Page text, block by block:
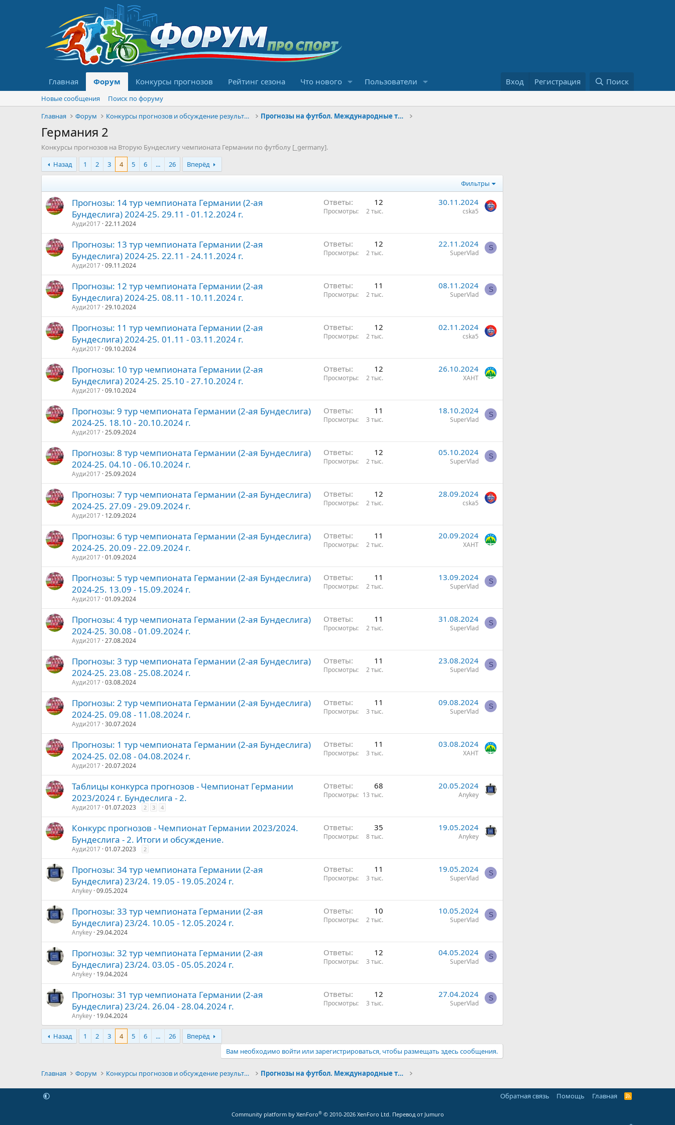
Главная Форум Конкурсы прогнозов Рейтинг сезона Что нового Пользователи Вход Регистрация Поиск
Новые сообщения
Поиск по форуму
Главная
Форум Конкурсы прогнозов и обсуждение результатов Прогнозы на футбол. Международные турниры
Германия 2
Конкурсы прогнозов на Вторую Бундеслигу чемпионата Германии по футболу [_germany].
Назад
1 2 3 4 5 6 ... 26 Вперёд
Фильтры
Прогнозы: 14 тур чемпионата Германии (2-ая
Бундеслига) 2024-25. 29.11 - 01.12.2024 г.
Ауди2017 22.11.2024
Ответы 12
Просмотры 2 тыс.
30.11.2024
cska5
Прогнозы: 13 тур чемпионата Германии (2-ая
Бундеслига) 2024-25. 22.11 - 24.11.2024 г.
Ауди2017 09.11.2024
Ответы 12
Просмотры 2 тыс.
22.11.2024
SuperVlad
S
Прогнозы: 12 тур чемпионата Германии (2-ая
Бундеслига) 2024-25. 08.11 - 10.11.2024 г.
Ауди2017 29.10.2024
Ответы 11
Просмотры 2 тыс.
08.11.2024
SuperVlad
S
Прогнозы: 11 тур чемпионата Германии (2-ая
Бундеслига) 2024-25. 01.11 - 03.11.2024 г.
Ауди2017 09.10.2024
Ответы 12
Просмотры 2 тыс.
02.11.2024
cska5
Прогнозы: 10 тур чемпионата Германии (2-ая
Бундеслига) 2024-25. 25.10 - 27.10.2024 г.
Ауди2017 09.10.2024
Ответы 12
Просмотры 2 тыс.
26.10.2024
ХАНТ
Прогнозы: 9 тур чемпионата Германии (2-ая Бундеслига)
2024-25. 18.10 - 20.10.2024 г.
Ауди2017 25.09.2024
Ответы 11
Просмотры 3 тыс.
18.10.2024
SuperVlad
S
Прогнозы: 8 тур чемпионата Германии (2-ая Бундеслига)
2024-25. 04.10 - 06.10.2024 г.
Ауди2017 25.09.2024
Ответы 12
Просмотры 2 тыс.
05.10.2024
SuperVlad
S
Прогнозы: 7 тур чемпионата Германии (2-ая Бундеслига)
2024-25. 27.09 - 29.09.2024 г.
Ауди2017 12.09.2024
Ответы 12
Просмотры 2 тыс.
28.09.2024
cska5
Прогнозы: 6 тур чемпионата Германии (2-ая Бундеслига)
2024-25. 20.09 - 22.09.2024 г.
Ауди2017 01.09.2024
Ответы 11
Просмотры 2 тыс.
20.09.2024
ХАНТ
Прогнозы: 5 тур чемпионата Германии (2-ая Бундеслига)
2024-25. 13.09 - 15.09.2024 г.
Ауди2017 01.09.2024
Ответы 11
Просмотры 2 тыс.
13.09.2024
SuperVlad
S
Прогнозы: 4 тур чемпионата Германии (2-ая Бундеслига)
2024-25. 30.08 - 01.09.2024 г.
Ауди2017 27.08.2024
Ответы 11
Просмотры 2 тыс.
31.08.2024
SuperVlad
S
Прогнозы: 3 тур чемпионата Германии (2-ая Бундеслига)
2024-25. 23.08 - 25.08.2024 г.
Ауди2017 03.08.2024
Ответы 11
Просмотры 2 тыс.
23.08.2024
SuperVlad
S
Прогнозы: 2 тур чемпионата Германии (2-ая Бундеслига)
2024-25. 09.08 - 11.08.2024 г.
Ауди2017 30.07.2024
Ответы 11
Просмотры 3 тыс.
09.08.2024
SuperVlad
S
Прогнозы: 1 тур чемпионата Германии (2-ая Бундеслига)
2024-25. 02.08 - 04.08.2024 г.
Ауди2017 20.07.2024
Ответы 11
Просмотры 3 тыс.
03.08.2024
ХАНТ
Таблицы конкурса прогнозов - Чемпионат Германии
2023/2024 г. Бундеслига - 2.
Ауди2017 01.07.2023 2 3 4
Ответы 68
Просмотры 13 тыс.
20.05.2024
Anykey
Конкурс прогнозов - Чемпионат Германии 2023/2024.
Бундеслига - 2. Итоги и обсуждение.
Ауди2017 01.07.2023 2
Ответы 35
Просмотры 8 тыс.
19.05.2024
Anykey
Прогнозы: 34 тур чемпионата Германии (2-ая
Бундеслига) 23/24. 19.05 - 19.05.2024 г.
Anykey 09.05.2024
Ответы 11
Просмотры 3 тыс.
19.05.2024
SuperVlad
S
Прогнозы: 33 тур чемпионата Германии (2-ая
Бундеслига) 23/24. 10.05 - 12.05.2024 г.
Anykey 29.04.2024
Ответы 10
Просмотры 2 тыс.
10.05.2024
SuperVlad
S
Прогнозы: 32 тур чемпионата Германии (2-ая
Бундеслига) 23/24. 03.05 - 05.05.2024 г.
Anykey 19.04.2024
Ответы 12
Просмотры 3 тыс.
04.05.2024
SuperVlad
S
Прогнозы: 31 тур чемпионата Германии (2-ая
Бундеслига) 23/24. 26.04 - 28.04.2024 г.
Anykey 19.04.2024
Ответы 12
Просмотры 3 тыс.
27.04.2024
SuperVlad
S
Назад 1 2 3 4 5 6 ... 26
Вперёд
Вам необходимо войти или зарегистрироваться, чтобы размещать здесь сообщения.
Главная Форум Конкурсы прогнозов и обсуждение результатов Прогнозы на футбол. Международные турниры
Обратная связь Помощь Главная
R
Community platform by XenForo® © 2010-2026 XenForo Ltd. Перевод от Jumuro